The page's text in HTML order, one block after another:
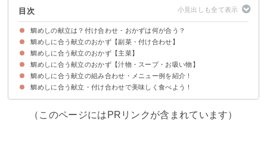
目次
鯛めしの献立は？付け合わせ・おかずは何が合う？
鯛めしに合う献立のおかず【副菜・付け合わせ】
①揚げ出し豆腐きのこあん
②茶碗蒸し
③水菜のサラダ
④豚バラ大根煮
鯛めしに合う献立のおかず【主菜】
①筑前煮
②天ぷら
③鶏の竜田揚げ
④ローストビーフ
鯛めしに合う献立のおかず【汁物・スープ・お吸い物】
①豆腐とえのきのお吸い物
②豚汁
③きのこのスープ
鯛めしに合う献立の組み合わせ・メニュー例を紹介！
献立メニュー例①
献立メニュー例②
献立メニュー例③
献立メニュー例④
献立メニュー例⑤
献立メニュー例⑥
鯛めしに合う献立・付け合わせで美味しく食べよう！
（このページにはPRリンクが含まれています）